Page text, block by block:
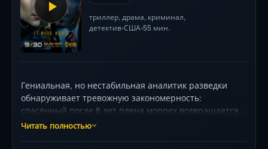
триллер, драма, криминал,
детектив•США•55 мин.
Гениальная, но нестабильная аналитик разведки
обнаруживает тревожную закономерность:
спасённый после 8 лет плена морпех возвращается
домой как национальный герой, но её инстинкты
Читать полностью